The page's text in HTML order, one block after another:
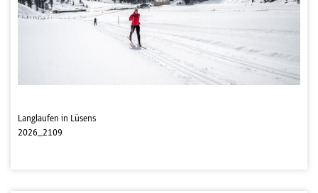
Langlaufen in Lüsens
2026_2109